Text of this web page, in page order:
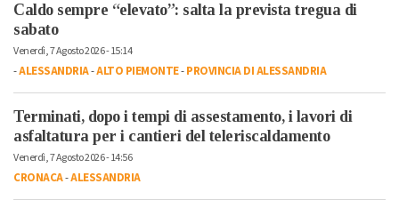
Caldo sempre “elevato”: salta la prevista tregua di
sabato
Venerdì, 7 Agosto 2026 - 15:14
-ALESSANDRIA-ALTO PIEMONTE-PROVINCIA DI ALESSANDRIA
Terminati, dopo i tempi di assestamento, i lavori di
asfaltatura per i cantieri del teleriscaldamento
Venerdì, 7 Agosto 2026 - 14:56
CRONACA-ALESSANDRIA